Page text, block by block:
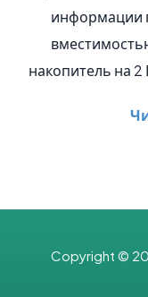
Copyright ©